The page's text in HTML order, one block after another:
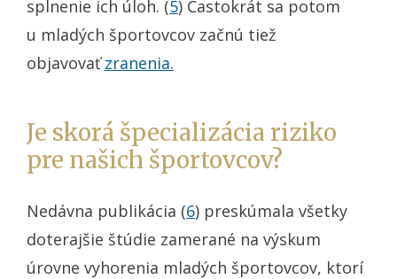
splnenie ich úloh. (5) Častokrát sa potom
u mladých športovcov začnú tiež
objavovaťzranenia.
Je skorá špecializácia riziko
pre našich športovcov?
Nedávna publikácia (6) preskúmala všetky
doterajšie štúdie zamerané na výskum
úrovne vyhorenia mladých športovcov, ktorí